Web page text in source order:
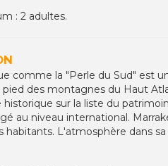
: 2 adultes.
comme la "Perle du Sud" est
des montagnes du Haut
historique sur la liste du
au niveau international.
habitants. L'atmosphère dans